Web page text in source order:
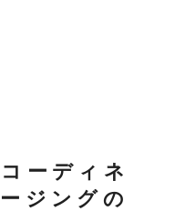
ーディネ
ジングの